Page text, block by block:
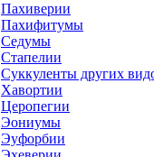
Пахиверии
Пахифитумы
Седумы
Стапелии
Суккуленты других
Хавортии
Церопегии
Эониумы
Эуфорбии